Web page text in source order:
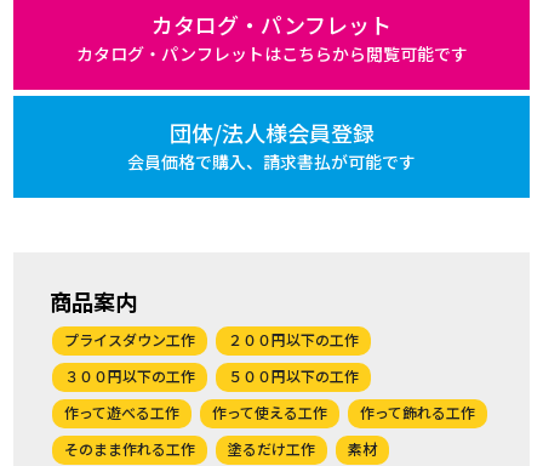
カタログ・パンフレット
カタログ・パンフレットはこちらから閲覧可能です
団体/法人様会員登録
会員価格で購入、 請求書払が可能です
商品案内
プライスダウン工作
２００円以下の工作
３００円以下の工作
５００円以下の工作
作って遊べる工作
作って使える工作
作って飾れる工作
そのまま作れる工作
塗るだけ工作
素材